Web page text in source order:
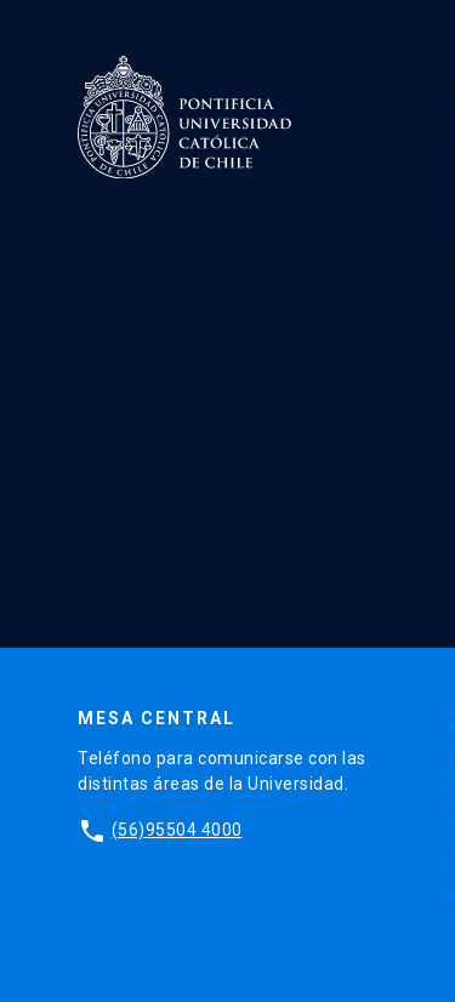
MESA CENTRAL
Teléfono para comunicarse con las
distintas áreas de la Universidad.
phone (56)95504 4000